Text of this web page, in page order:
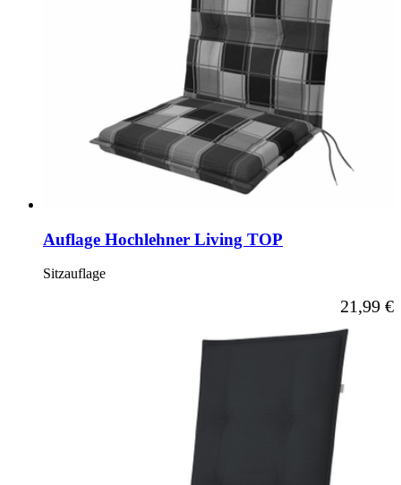
Auflage Hochlehner Living TOP
Sitzauflage
Ab
21,99 €